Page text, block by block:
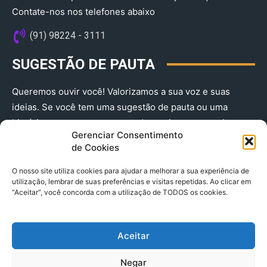
Gerenciar Consentimento
de Cookies
O nosso site utiliza cookies para ajudar a melhorar a sua experiência de
utilização, lembrar de suas preferências e visitas repetidas. Ao clicar em
“Aceitar”, você concorda com a utilização de TODOS os cookies.
Aceitar
Negar
Contate-nos nos telefones abaixo
(91) 98224 - 3111
SUGESTÃO DE PAUTA
Queremos ouvir você! Valorizamos a sua voz e suas
ideias. Se você tem uma sugestão de pauta ou uma
história que merece ser contada, envie-nos agora!
(91) 98224 - 3111
© 2025 A Província do Pará CNPJ: 04.901.141/0001-36 End .
Trav. Quintino Bocaiuva 2301, Ed. Rogério Fernandez – Sala